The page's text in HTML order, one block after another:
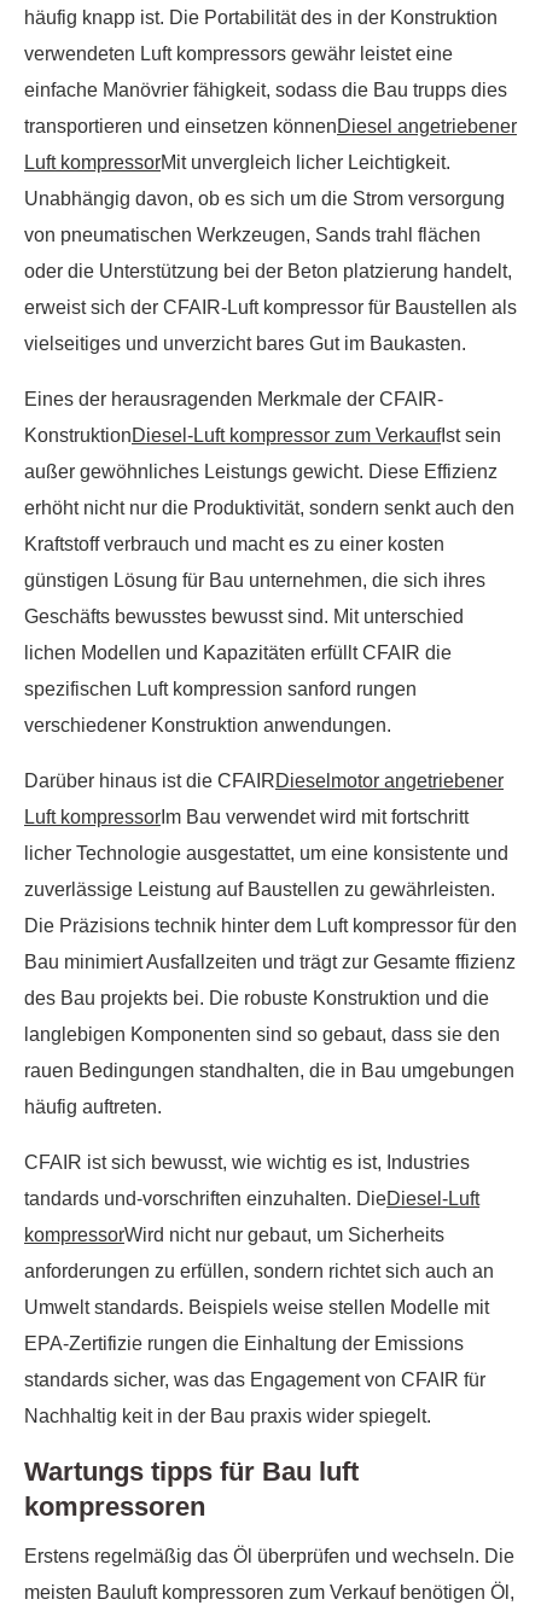
häufig knapp ist. Die Portabilität des in der Konstruktion
verwendeten Luft kompressors gewähr leistet eine
einfache Manövrier fähigkeit, sodass die Bau trupps dies
transportieren und einsetzen könnenDiesel angetriebener
Luft kompressorMit unvergleich licher Leichtigkeit.
Unabhängig davon, ob es sich um die Strom versorgung
von pneumatischen Werkzeugen, Sands trahl flächen
oder die Unterstützung bei der Beton platzierung handelt,
erweist sich der CFAIR-Luft kompressor für Baustellen als
vielseitiges und unverzicht bares Gut im Baukasten.
Eines der herausragenden Merkmale der CFAIR-
KonstruktionDiesel-Luft kompressor zum VerkaufIst sein
außer gewöhnliches Leistungs gewicht. Diese Effizienz
erhöht nicht nur die Produktivität, sondern senkt auch den
Kraftstoff verbrauch und macht es zu einer kosten
günstigen Lösung für Bau unternehmen, die sich ihres
Geschäfts bewusstes bewusst sind. Mit unterschied
lichen Modellen und Kapazitäten erfüllt CFAIR die
spezifischen Luft kompression sanford rungen
verschiedener Konstruktion anwendungen.
Darüber hinaus ist die CFAIRDieselmotor angetriebener
Luft kompressor Im Bau verwendet wird mit fortschritt
licher Technologie ausgestattet, um eine konsistente und
zuverlässige Leistung auf Baustellen zu gewährleisten.
Die Präzisions technik hinter dem Luft kompressor für den
Bau minimiert Ausfallzeiten und trägt zur Gesamte ffizienz
des Bau projekts bei. Die robuste Konstruktion und die
langlebigen Komponenten sind so gebaut, dass sie den
rauen Bedingungen standhalten, die in Bau umgebungen
häufig auftreten.
CFAIR ist sich bewusst, wie wichtig es ist, Industries
tandards und-vorschriften einzuhalten. DieDiesel-Luft
kompressorWird nicht nur gebaut, um Sicherheits
anforderungen zu erfüllen, sondern richtet sich auch an
Umwelt standards. Beispiels weise stellen Modelle mit
EPA-Zertifizie rungen die Einhaltung der Emissions
standards sicher, was das Engagement von CFAIR für
Nachhaltig keit in der Bau praxis wider spiegelt.
Wartungs tipps für Bau luft
kompressoren
Erstens regelmäßig das Öl überprüfen und wechseln. Die
meisten Bauluft kompressoren zum Verkauf benötigen Öl,